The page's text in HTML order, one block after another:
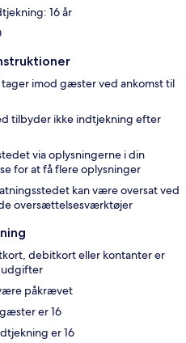
16 år
imod gæster ved ankomst til
tilbyder ikke indtjekning efter
via oplysningerne i din
for at få flere oplysninger
kan være oversat ved
oversættelsesværktøjer
debitkort eller kontanter er
påkrævet
er 16
er 16